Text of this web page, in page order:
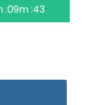
:09m :42